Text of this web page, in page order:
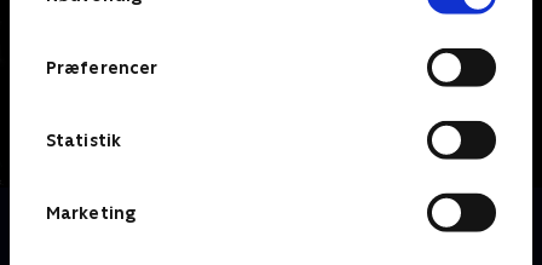
Præferencer
Statistik
Marketing
Om Grimm